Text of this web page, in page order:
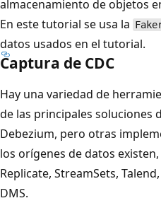
almacenamiento de objetos
En este tutorial se usa la
datos usados en el tutorial.
Captura de CDC
Hay una variedad de
de las principales soluciones
Debezium, pero otras
los orígenes de datos
Replicate, StreamSets,
DMS.